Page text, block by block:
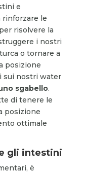
e
le
risolvere la
i nostri
o tornare a
posizione
sui nostri water
sgabello.
di tenere le
posizione
ottimale
gli intestini
è